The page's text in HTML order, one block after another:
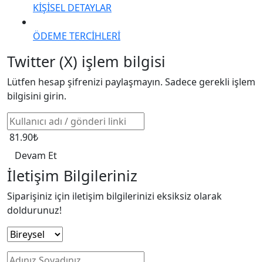
KİŞİSEL DETAYLAR
ÖDEME TERCİHLERİ
Twitter (X) işlem bilgisi
Lütfen hesap şifrenizi paylaşmayın. Sadece gerekli işlem
bilgisini girin.
81.90₺
Devam Et
İletişim Bilgileriniz
Siparişiniz için iletişim bilgilerinizi eksiksiz olarak
doldurunuz!